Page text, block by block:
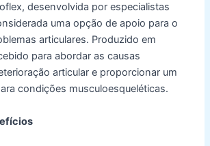
desenvolvida por especialistas
uma opção de apoio para o
articulares. Produzido em
para abordar as causas
articular e proporcionar um
condições musculoesqueléticas.